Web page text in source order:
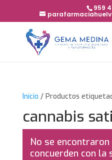
959
Inicio / Productos
cannabis
No se
concuerden con la